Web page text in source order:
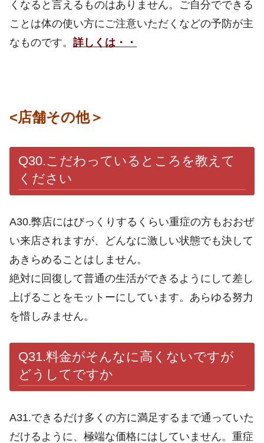
くなると言えるものはありません。ご自分でできる
ことは体の使い方にご注意いただくなどの予防が主
なものです。 詳しくは・・
<店舗その他＞
Q30.こだわっているところを教えて
ください
A30.弊店にはびっくりするくらい重症の方もおおぜ
い来店されますが、どんなに激しい状態でも決して
あきらめることはしません。
絶対に回復して普通の生活ができるようにして差し
上げることをモットーにしています。あらゆる努力
を惜しみません。
Q31.料金がそんなに高くないですが
どうしてですか
A31.できるだけ多くの方に満足するまで通っていた
だけるように、極端な価格にはしていません。重症